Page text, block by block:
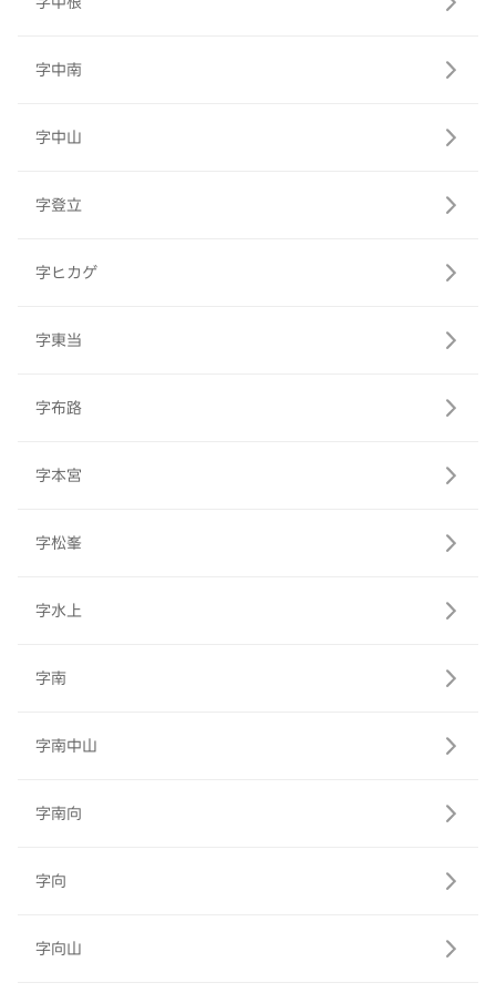
字中南
字中山
字登立
字ヒカゲ
字東当
字布路
字本宮
字松峯
字水上
字南
字南中山
字南向
字向
字向山